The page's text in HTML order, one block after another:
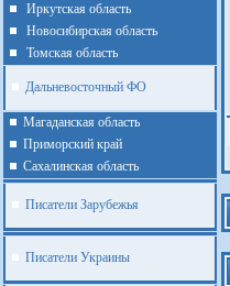
Иркутская область
Новосибирская область
Томская область
Дальневосточный ФО
Магаданская область
Приморский край
Cахалинская область
Писатели Зарубежья
Писатели Украины